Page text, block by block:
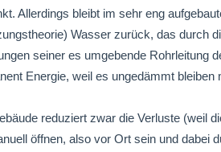
Allerdings bleibt im sehr eng
Wasser zurück, das durch
seiner es umgebende Rohrleitung
Energie, weil es ungedämmt
reduziert zwar die Verluste (weil
öffnen, also vor Ort sein und dabei